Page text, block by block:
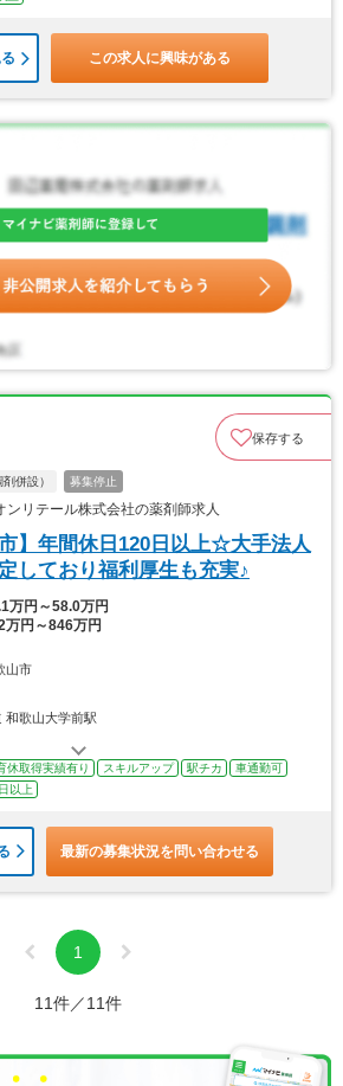
この求人に興味がある
保存する
併設） 募集停止
リテール株式会社の薬剤師求人
】年間休日120日以上☆大手法人
しており福利厚生も充実♪
万円～58.0万円
万円～846万円
山市
和歌山大学前駅
休取得実績有り スキルアップ 駅チカ
車通勤可
以上
最新の募集状況を問い合わせる
1
11件／11件